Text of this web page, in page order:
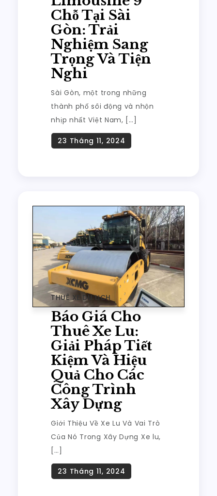
Chỗ Tại Sài
Gòn: Trải
Nghiệm Sang
Trọng Và Tiện
Nghi
Sài Gòn, một trong những
thành phố sôi động và nhộn
nhịp nhất Việt Nam, […]
THUÊ XE DU LỊCH
Báo Giá Cho
Thuê Xe Lu:
Giải Pháp Tiết
Kiệm Và Hiệu
Quả Cho Các
Công Trình
Xây Dựng
Giới Thiệu Về Xe Lu Và Vai Trò
Của Nó Trong Xây Dựng Xe lu,
[…]